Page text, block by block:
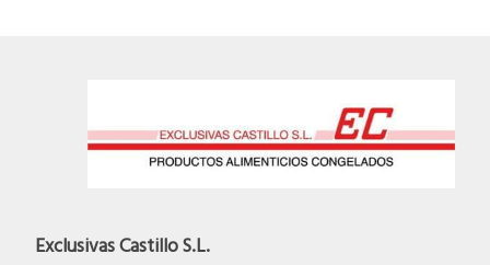
Exclusivas Castillo S.L.